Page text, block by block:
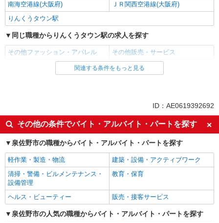
南海空港線(大阪府)
ＪＲ関西空港線(大阪府)
りんくうタウン駅
同じ職種からりんくうタウン駅の求人を探す
その他ファッション・アパレル その他販売・サービス
同じ雇用形態からりんくうタウン駅の求人を探す
未経験歓迎
フリーター歓迎
昇給あり
週2～3日勤務OK
短時間勤務（1日4h以内）OK
時間や曜日が選べる・シフト自由
朝
昼
夕方
夜
オープニングスタッフ
副業・WワークOK
交通費支給
社会保険あり
まかない・食事補助
社割・特典あり
関連する条件をもっと見る
ID：AE0619392692
その他の条件でバイト・アルバイト・パートを探す
泉佐野市の職種からバイト・アルバイト・パートを探す
軽作業・製造・物流
建築・設備・アクティブワーク
清掃・警備・ビルメンテナンス・
設備管理
教育・保育
ヘルス・ビューティー 販売・接客サービス
泉佐野市の人気の職種からバイト・アルバイト・パートを探す